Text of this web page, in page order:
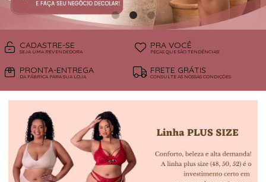
CADASTRE-SE
SEJA UMA REVENDEDORA
PRA VOCÊ
PEÇAS QUE SÃO TENDÊNCIAS!
PRONTA-ENTREGA
DA FÁBRICA PARA SUA LOJA
FRETE GRÁTIS
CONSULTE AS NOSSAS CONDIÇÕES